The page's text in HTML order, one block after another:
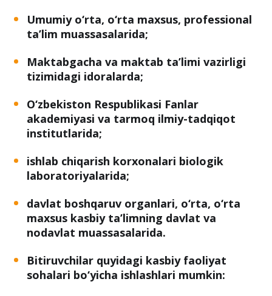
Umumiy o‘rta, o‘rta maxsus, professional
ta’lim muassasalarida;
Maktabgacha va maktab ta’limi vazirligi
tizimidagi idoralarda;
O‘zbekiston Respublikasi Fanlar
akademiyasi va tarmoq ilmiy-tadqiqot
institutlarida;
ishlab chiqarish korxonalari biologik
laboratoriyalarida;
davlat boshqaruv organlari, o‘rta, o‘rta
maxsus kasbiy ta’limning davlat va
nodavlat muassasalarida.
Bitiruvchilar quyidagi kasbiy faoliyat
sohalari bo‘yicha ishlashlari mumkin: